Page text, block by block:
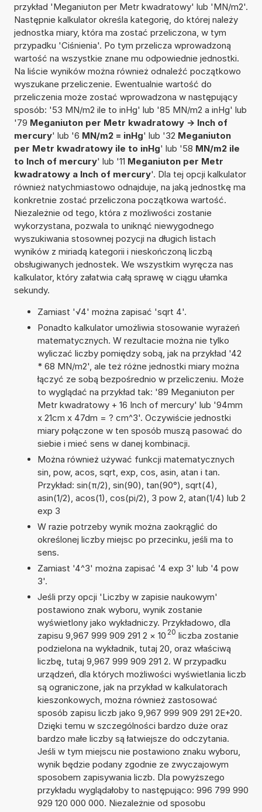
przykład 'Meganiuton per Metr kwadratowy' lub 'MN/m2'.
Następnie kalkulator określa kategorię, do której należy
jednostka miary, która ma zostać przeliczona, w tym
przypadku 'Ciśnienia'. Po tym przelicza wprowadzoną
wartość na wszystkie znane mu odpowiednie jednostki.
Na liście wyników można również odnaleźć początkowo
wyszukane przeliczenie. Ewentualnie wartość do
przeliczenia może zostać wprowadzona w następujący
sposób: '53 MN/m2 ile to inHg' lub '85 MN/m2 a inHg' lub
'79 Meganiuton per Metr kwadratowy -> Inch of
mercury' lub '6 MN/m2 = inHg' lub '32 Meganiuton
per Metr kwadratowy ile to inHg' lub '58 MN/m2 ile
to Inch of mercury' lub '11 Meganiuton per Metr
kwadratowy a Inch of mercury'. Dla tej opcji kalkulator
również natychmiastowo odnajduje, na jaką jednostkę ma
konkretnie zostać przeliczona początkowa wartość.
Niezależnie od tego, która z możliwości zostanie
wykorzystana, pozwala to uniknąć niewygodnego
wyszukiwania stosownej pozycji na długich listach
wyników z miriadą kategorii i nieskończoną liczbą
obsługiwanych jednostek. We wszystkim wyręcza nas
kalkulator, który załatwia całą sprawę w ciągu ułamka
sekundy.
Zamiast '√4' można zapisać 'sqrt 4'.
Ponadto kalkulator umożliwia stosowanie wyrażeń
matematycznych. W rezultacie można nie tylko
wyliczać liczby pomiędzy sobą, jak na przykład '42
* 68 MN/m2', ale też różne jednostki miary można
łączyć ze sobą bezpośrednio w przeliczeniu. Może
to wyglądać na przykład tak: '89 Meganiuton per
Metr kwadratowy + 16 Inch of mercury' lub '94mm
x 21cm x 47dm = ? cm^3'. Oczywiście jednostki
miary połączone w ten sposób muszą pasować do
siebie i mieć sens w danej kombinacji.
Można również używać funkcji matematycznych
sin, pow, acos, sqrt, exp, cos, asin, atan i tan.
Przykład: sin(π/2), sin(90), tan(90°), sqrt(4),
asin(1/2), acos(1), cos(pi/2), 3 pow 2, atan(1/4) lub 2
exp 3
W razie potrzeby wynik można zaokrąglić do
określonej liczby miejsc po przecinku, jeśli ma to
sens.
Zamiast '4^3' można zapisać '4 exp 3' lub '4 pow
3'.
Jeśli przy opcji 'Liczby w zapisie naukowym'
postawiono znak wyboru, wynik zostanie
wyświetlony jako wykładniczy. Przykładowo, dla
zapisu 9,967 999 909 291 2 × 10 20 liczba zostanie
podzielona na wykładnik, tutaj 20, oraz właściwą
liczbę, tutaj 9,967 999 909 291 2. W przypadku
urządzeń, dla których możliwości wyświetlania liczb
są ograniczone, jak na przykład w kalkulatorach
kieszonkowych, można również zastosować
sposób zapisu liczb jako 9,967 999 909 291 2E+20.
Dzięki temu w szczególności bardzo duże oraz
bardzo małe liczby są łatwiejsze do odczytania.
Jeśli w tym miejscu nie postawiono znaku wyboru,
wynik będzie podany zgodnie ze zwyczajowym
sposobem zapisywania liczb. Dla powyższego
przykładu wyglądałoby to następująco: 996 799 990
929 120 000 000. Niezależnie od sposobu